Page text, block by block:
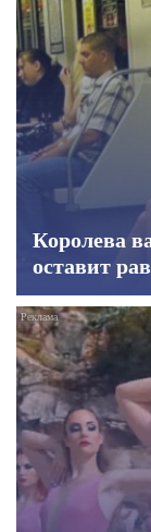
Королева
оставит